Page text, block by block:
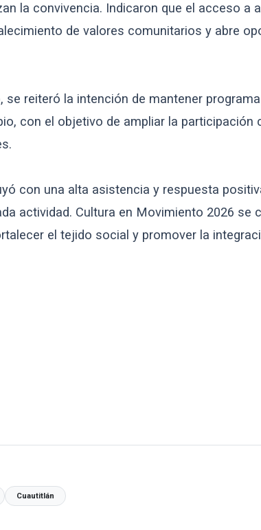
la convivencia. Indicaron que el acceso a
de valores comunitarios y abre
se reiteró la intención de mantener
con el objetivo de ampliar la participación
con una alta asistencia y respuesta
actividad. Cultura en Movimiento 2026 se
el tejido social y promover la
Cuautitlán